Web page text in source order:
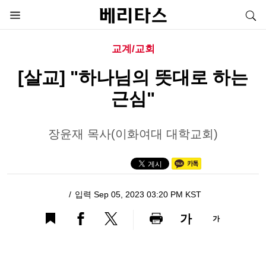
교계/교회
[살교] "하나님의 뜻대로 하는
근심"
장윤재 목사(이화여대 대학교회)
입력 Sep 05, 2023 03:20 PM KST
가 가